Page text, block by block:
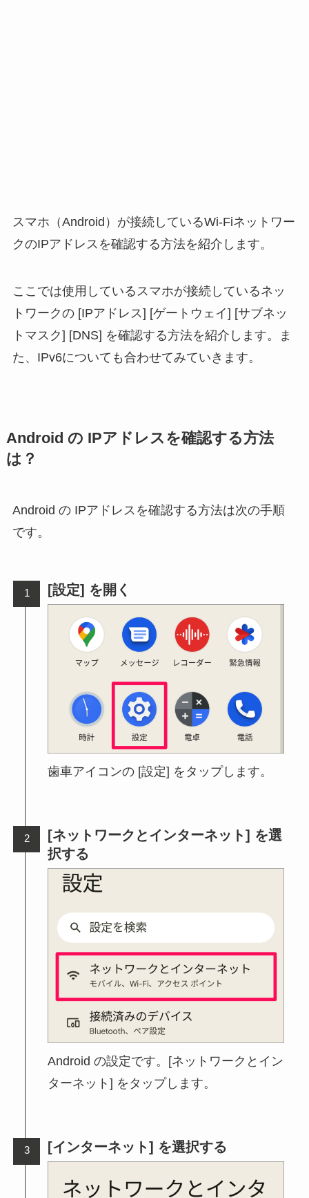
スマホ（Android）が接続しているWi-Fiネットワー
クのIPアドレスを確認する方法を紹介します。
ここでは使用しているスマホが接続しているネッ
トワークの [IPアドレス] [ゲートウェイ] [サブネッ
トマスク] [DNS] を確認する方法を紹介します。ま
た、IPv6についても合わせてみていきます。
Android の IPアドレスを確認する方法
は？
Android の IPアドレスを確認する方法は次の手順
です。
[設定] を開く
歯車アイコンの [設定] をタップします。
[ネットワークとインターネット] を選
択する
Android の設定です。[ネットワークとイン
ターネット] をタップします。
[インターネット] を選択する